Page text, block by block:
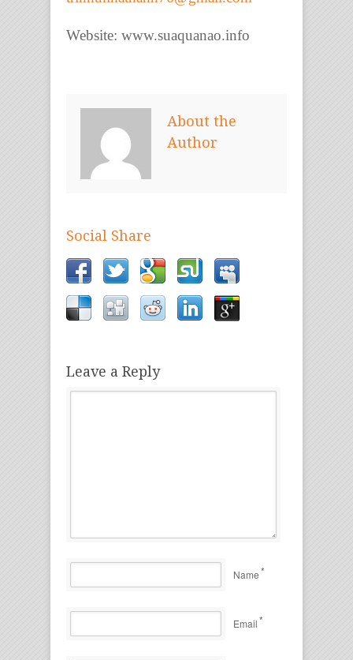
Website: www.suaquanao.info
About the
Author
Social Share
Leave a Reply
Name*
Email*